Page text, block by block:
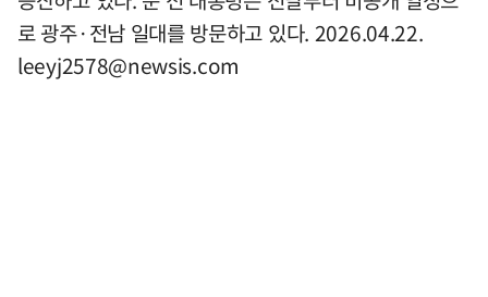
로 광주·전남 일대를 방문하고 있다. 2026.04.22.
leeyj2578@newsis.com